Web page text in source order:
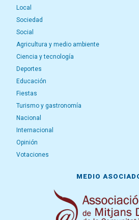
Local
Sociedad
Social
Agricultura y medio ambiente
Ciencia y tecnología
Deportes
Educación
Fiestas
Turismo y gastronomía
Nacional
Internacional
Opinión
Votaciones
MEDIO